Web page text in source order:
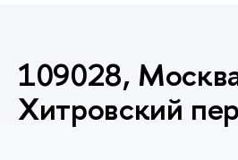
109028,
Хитровский